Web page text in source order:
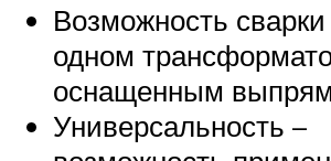
Возможность
одном
оснащенным
Универсальность –